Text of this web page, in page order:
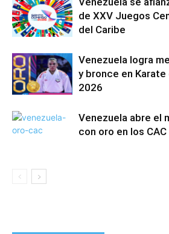
de XXV Juegos
del Caribe
Venezuela logra
y bronce en
2026
Venezuela abre el
con oro en los